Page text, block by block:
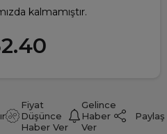
kalmamıştır.
Fiyat
Düşünce
Haber Ver
Gelince
Haber
Ver
Paylaş